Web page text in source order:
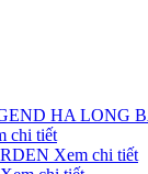
HA LONG
chi tiết
Xem chi tiết